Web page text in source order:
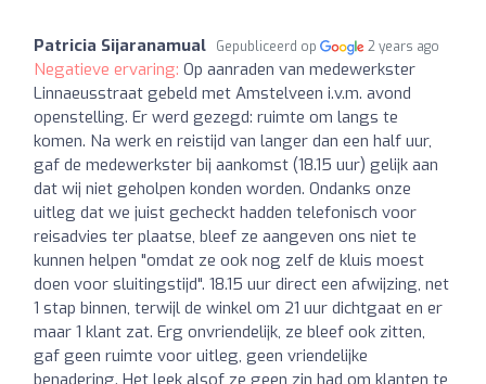
Patricia Sijaranamual Gepubliceerd op 2 years ago
Negatieve ervaring: Op aanraden van medewerkster
Linnaeusstraat gebeld met Amstelveen i.v.m. avond
openstelling. Er werd gezegd: ruimte om langs te
komen. Na werk en reistijd van langer dan een half uur,
gaf de medewerkster bij aankomst (18.15 uur) gelijk aan
dat wij niet geholpen konden worden. Ondanks onze
uitleg dat we juist gecheckt hadden telefonisch voor
reisadvies ter plaatse, bleef ze aangeven ons niet te
kunnen helpen "omdat ze ook nog zelf de kluis moest
doen voor sluitingstijd". 18.15 uur direct een afwijzing, net
1 stap binnen, terwijl de winkel om 21 uur dichtgaat en er
maar 1 klant zat. Erg onvriendelijk, ze bleef ook zitten,
gaf geen ruimte voor uitleg, geen vriendelijke
benadering. Het leek alsof ze geen zin had om klanten te